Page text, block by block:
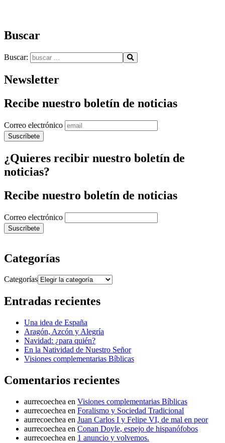
Buscar
Buscar:
Newsletter
Recibe nuestro boletín de noticias
Correo electrónico
¿Quieres recibir nuestro boletín de
noticias?
Recibe nuestro boletín de noticias
Correo electrónico
Categorías
Categorías
Entradas recientes
Una idea de España
Aragón, Azcón y Alegría
Navidad: ¿para quién?
En la Natividad de Nuestro Señor
Visiones complementarias Bíblicas
Comentarios recientes
aurrecoechea en Visiones complementarias Bíblicas
aurrecoechea en Foralismo y Sociedad Tradicional
aurrecoechea en Juan Carlos I y Felipe VI, de mal en peor
aurrecoechea en Conan Doyle, espejo de hispanófobos
aurrecoechea en 1 anuncio y volvemos.